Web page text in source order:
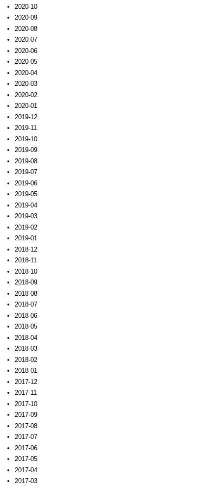
2020-10
2020-09
2020-08
2020-07
2020-06
2020-05
2020-04
2020-03
2020-02
2020-01
2019-12
2019-11
2019-10
2019-09
2019-08
2019-07
2019-06
2019-05
2019-04
2019-03
2019-02
2019-01
2018-12
2018-11
2018-10
2018-09
2018-08
2018-07
2018-06
2018-05
2018-04
2018-03
2018-02
2018-01
2017-12
2017-11
2017-10
2017-09
2017-08
2017-07
2017-06
2017-05
2017-04
2017-03